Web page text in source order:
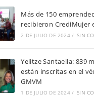
Más de 150
recibieron CrediMujer
2 DE JULIO DE 2024 / SIN
Yelitze Santaella: 839
están inscritas en el
GMVM
1 DE JULIO DE 2024 / SIN